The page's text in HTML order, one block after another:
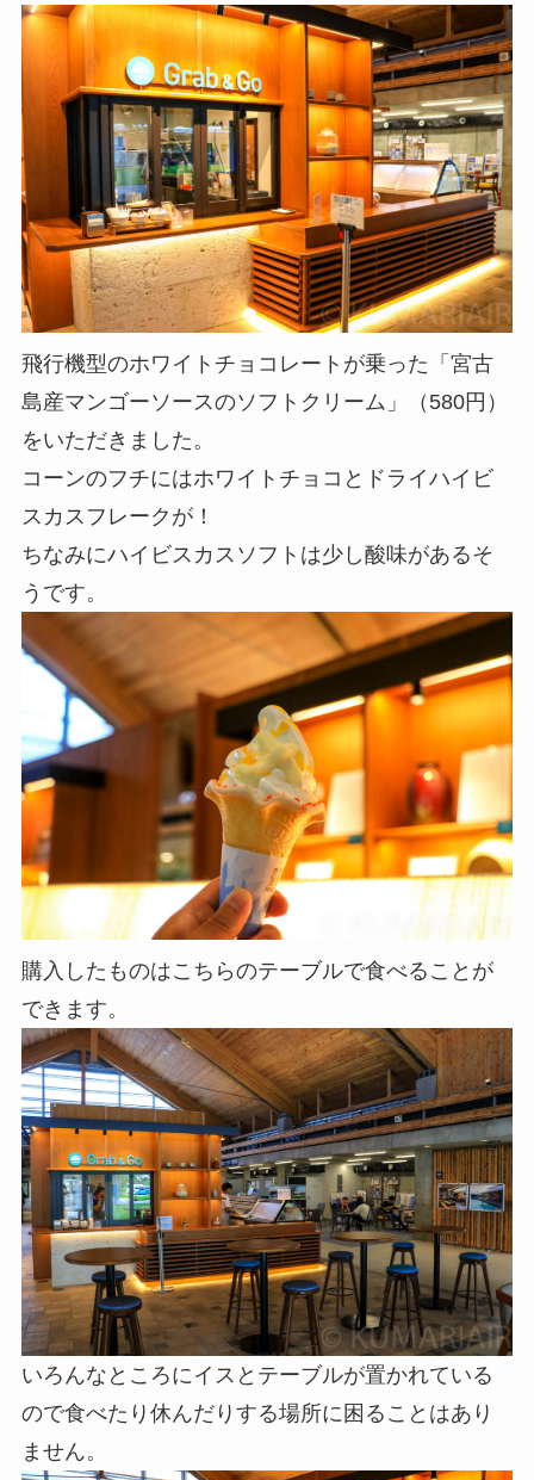
飛行機型のホワイトチョコレートが乗った「宮古
島産マンゴーソースのソフトクリーム」（580円）
をいただきました。
コーンのフチにはホワイトチョコとドライハイビ
スカスフレークが！
ちなみにハイビスカスソフトは少し酸味があるそ
うです。
購入したものはこちらのテーブルで食べることが
できます。
いろんなところにイスとテーブルが置かれている
ので食べたり休んだりする場所に困ることはあり
ません。